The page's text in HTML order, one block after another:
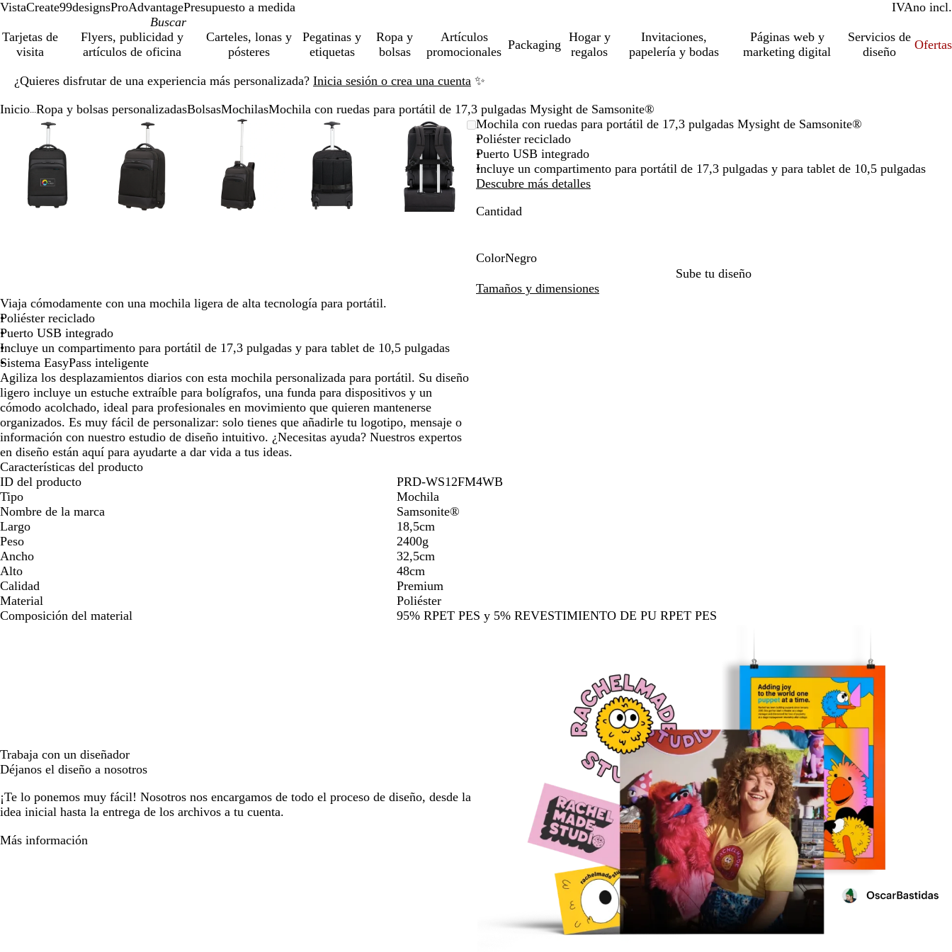
VistaCreate99designsProAdvantagePresupuesto a medida IVAincl.
no incl.
Tarjetas de
visita
Flyers, publicidad y
artículos de oficina
Carteles, lonas y
pósteres
Pegatinas y
etiquetas
Ropa y
bolsas
Artículos
promocionales
Packaging
Hogar y
regalos
Invitaciones,
papelería y bodas
Páginas web y
marketing digital
Servicios de
diseño
Ofertas
¿Quieres disfrutar de una experiencia más personalizada? Inicia sesión o crea una cuenta ✨
1
Inicio Ropa y bolsas personalizadasBolsasMochilasMochila con ruedas para portátil de 17,3 pulgadas Mysight de Samsonite®
Imagen
Acercado
mínimo
Haz
para
expandir
Utiliza
teclas
de
más
y
menos
las
flechas
para
moverte
por
la
imagen
Imagen
Acercado
mínimo
Haz
para
expandir
Utiliza
teclas
de
y
menos
las
moverte
por
la
imagen
Imagen
Acercado
Haz
expandir
Utiliza
de
más
y
menos
las
moverte
la
imagen
Imagen
Acercado
mínimo
Haz
para
expandir
Utiliza
teclas
más
y
menos
las
moverte
la
imagen
Imagen
ampliable
Acercado
hasta
mínimo
Haz
clic
para
expandir
Utiliza
las
teclas
de
más
y
menos
moverte
la
imagen
Diapositiva
Mochila con ruedas para portátil de 17,3 pulgadas Mysight de Samsonite®
Poliéster reciclado
Puerto USB integrado
Incluye un compartimento para portátil de 17,3 pulgadas y para tablet de 10,5 pulgadas
Descubre más detalles
Cantidad
ColorNegro
e
Sube tu diseño
Tamaños y dimensiones
Viaja cómodamente con una mochila ligera de alta tecnología para portátil.
Poliéster reciclado
Puerto USB integrado
Incluye un compartimento para portátil de 17,3 pulgadas y para tablet de 10,5 pulgadas
Sistema EasyPass inteligente
Agiliza los desplazamientos diarios con esta mochila personalizada para portátil. Su diseño
ligero incluye un estuche extraíble para bolígrafos, una funda para dispositivos y un
cómodo acolchado, ideal para profesionales en movimiento que quieren mantenerse
organizados. Es muy fácil de personalizar: solo tienes que añadirle tu logotipo, mensaje o
información con nuestro estudio de diseño intuitivo. ¿Necesitas ayuda? Nuestros expertos
en diseño están aquí para ayudarte a dar vida a tus ideas.
Características del producto
ID del producto
PRD-WS12FM4WB
Tipo
Mochila
Nombre de la marca
Samsonite®
Largo
18,5cm
Peso
2400g
Ancho
32,5cm
Alto
48cm
Calidad
Premium
Material
Poliéster
Composición del material
95% RPET PES y 5% REVESTIMIENTO DE PU RPET PES
Trabaja con un diseñador
Déjanos el diseño a nosotros
¡Te lo ponemos muy fácil! Nosotros nos encargamos de todo el proceso de diseño, desde la
idea inicial hasta la entrega de los archivos a tu cuenta.
Más información